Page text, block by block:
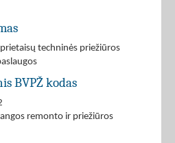
techninės priežiūros
BVPŽ kodas
remonto ir priežiūros